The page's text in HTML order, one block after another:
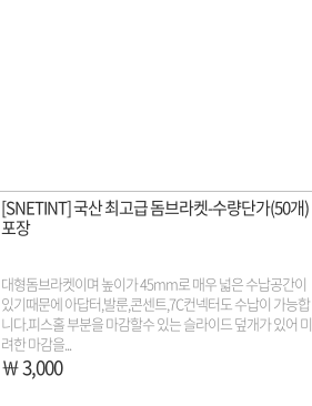
[SNETINT] 국산 최고급 돔브라켓-수량단가(50개)
포장
대형돔브라켓이며 높이가 45mm로 매우 넓은 수납공간이
있기때문에 아답터,발룬,콘센트,7C컨넥터도 수납이 가능합
니다.피스홀 부분을 마감할수 있는 슬라이드 덮개가 있어 미
려한 마감을...
￦ 3,000